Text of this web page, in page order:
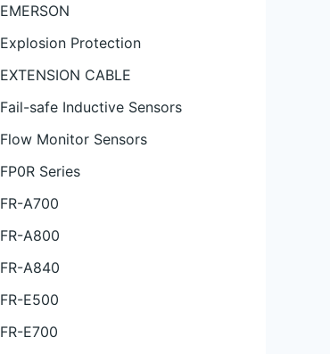
EMERSON
Explosion Protection
EXTENSION CABLE
Fail-safe Inductive Sensors
Flow Monitor Sensors
FP0R Series
FR-A700
FR-A800
FR-A840
FR-E500
FR-E700